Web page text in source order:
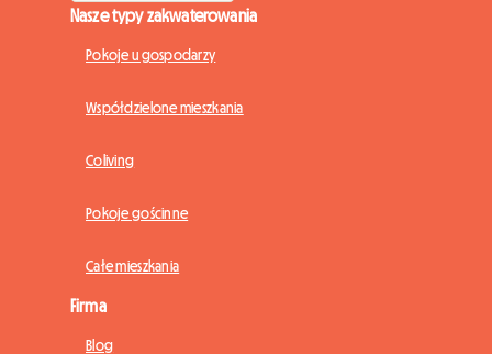
Nasze typy zakwaterowania
Pokoje u gospodarzy
Współdzielone mieszkania
Coliving
Pokoje gościnne
Całe mieszkania
Firma
Blog